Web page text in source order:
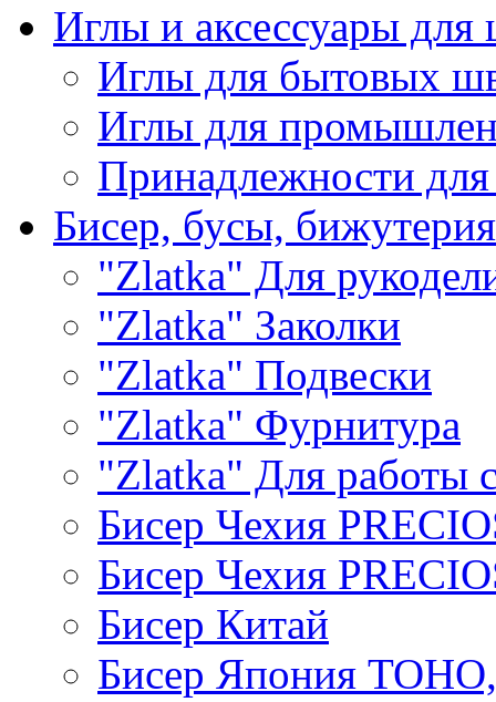
Иглы и аксессуары
Иглы для бытовых
Иглы для
Принадлежности
Бисер, бусы, бижутерия
"Zlatka" Для
"Zlatka" Заколки
"Zlatka" Подвески
"Zlatka" Фурнитура
"Zlatka" Для работы
Бисер Чехия
Бисер Чехия
Бисер Китай
Бисер Япония